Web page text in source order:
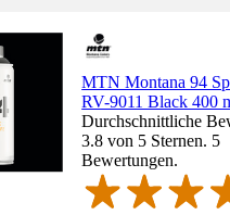
MTN Montana 94
RV-9011 Black 400
Durchschnittliche
3.8 von 5 Sternen. 5
Bewertungen.